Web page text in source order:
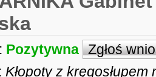
Pozytywna Zgłoś
Kłopoty z